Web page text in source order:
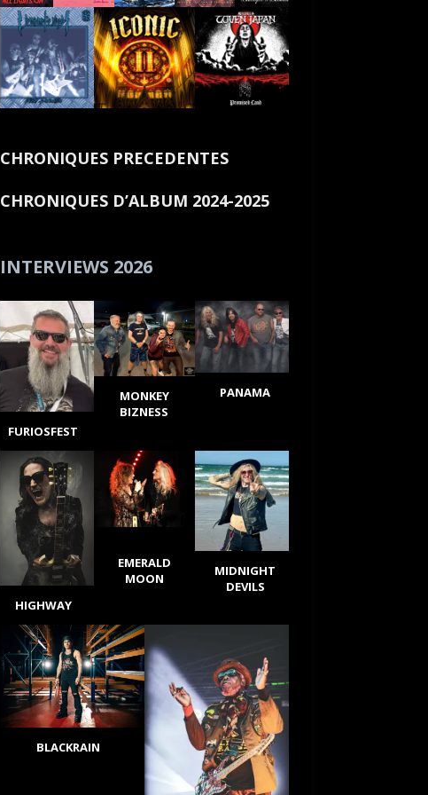
CHRONIQUES PRECEDENTES
CHRONIQUES D’ALBUM 2024-2025
INTERVIEWS 2026
FURIOSFEST
MONKEY
BIZNESS
PANAMA
HIGHWAY
EMERALD
MOON
MIDNIGHT
DEVILS
BLACKRAIN